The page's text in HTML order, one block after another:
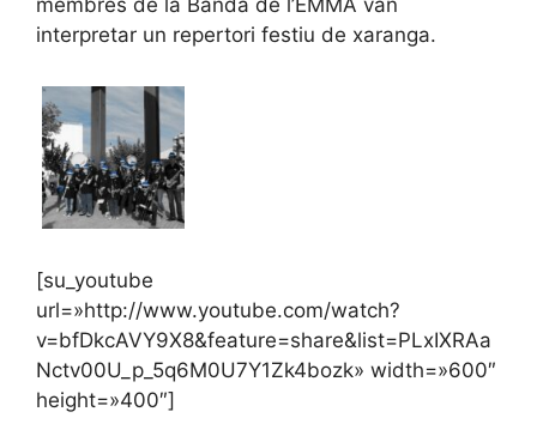
interpretar un repertori festiu de xaranga.
[su_youtube
url=»http://www.youtube.com/watch?
v=bfDkcAVY9X8&feature=share&list=PLxIXRAa
Nctv00U_p_5q6M0U7Y1Zk4bozk» width=»600″
height=»400″]